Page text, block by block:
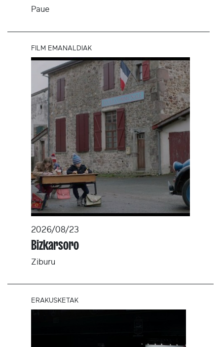
Paue
FILM EMANALDIAK
2026/08/23
Bizkarsoro
Ziburu
ERAKUSKETAK